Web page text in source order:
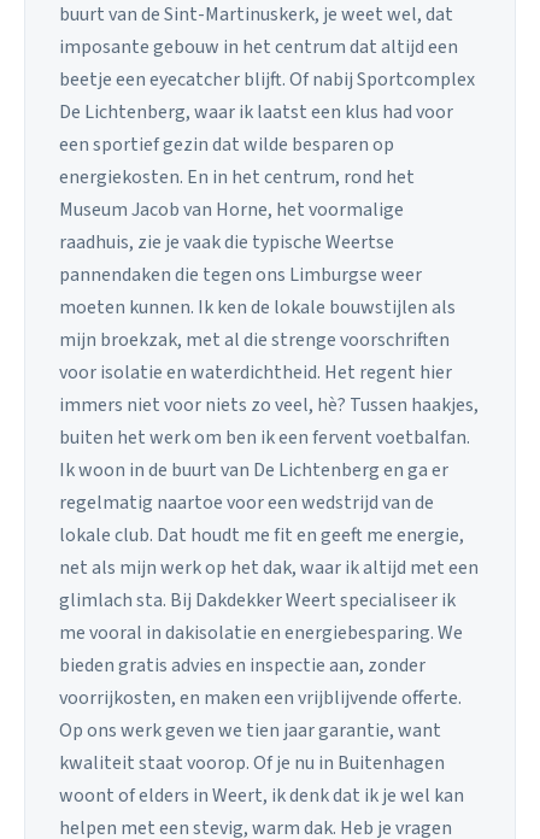
buurt van de Sint-Martinuskerk, je weet wel, dat
imposante gebouw in het centrum dat altijd een
beetje een eyecatcher blijft. Of nabij Sportcomplex
De Lichtenberg, waar ik laatst een klus had voor
een sportief gezin dat wilde besparen op
energiekosten. En in het centrum, rond het
Museum Jacob van Horne, het voormalige
raadhuis, zie je vaak die typische Weertse
pannendaken die tegen ons Limburgse weer
moeten kunnen. Ik ken de lokale bouwstijlen als
mijn broekzak, met al die strenge voorschriften
voor isolatie en waterdichtheid. Het regent hier
immers niet voor niets zo veel, hè? Tussen haakjes,
buiten het werk om ben ik een fervent voetbalfan.
Ik woon in de buurt van De Lichtenberg en ga er
regelmatig naartoe voor een wedstrijd van de
lokale club. Dat houdt me fit en geeft me energie,
net als mijn werk op het dak, waar ik altijd met een
glimlach sta. Bij Dakdekker Weert specialiseer ik
me vooral in dakisolatie en energiebesparing. We
bieden gratis advies en inspectie aan, zonder
voorrijkosten, en maken een vrijblijvende offerte.
Op ons werk geven we tien jaar garantie, want
kwaliteit staat voorop. Of je nu in Buitenhagen
woont of elders in Weert, ik denk dat ik je wel kan
helpen met een stevig, warm dak. Heb je vragen